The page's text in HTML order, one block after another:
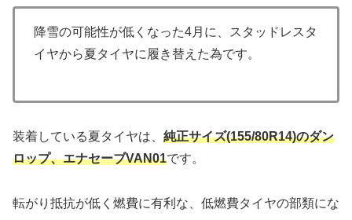
降雪の可能性が低くなった4月に、スタッドレスタ
イヤから夏タイヤに履き替えた為です。
装着している夏タイヤは、 純正サイズ(155/80R14)のダン
ロップ、エナセーブVAN01です。
転がり抵抗が低く燃費に有利な、低燃費タイヤの部類にな